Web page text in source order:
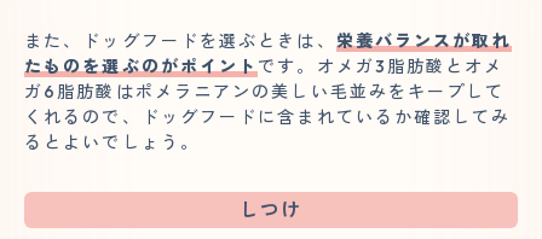
また、ドッグフードを選ぶときは、 栄養バランスが取れ
たものを選ぶのがポイント です。オメガ3脂肪酸とオメ
ガ6脂肪酸はポメラニアンの美しい毛並みをキープして
くれるので、ドッグフードに含まれているか確認してみ
るとよいでしょう。
しつけ